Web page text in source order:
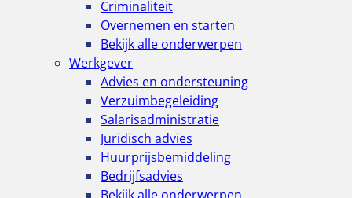
Criminaliteit
Overnemen en starten
Bekijk alle onderwerpen
Werkgever
Advies en ondersteuning
Verzuimbegeleiding
Salarisadministratie
Juridisch advies
Huurprijsbemiddeling
Bedrijfsadvies